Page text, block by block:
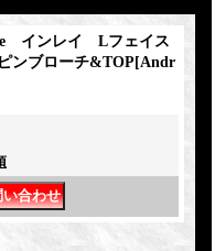
インレイ Lフェイス
ンブローチ&TOP [Andr